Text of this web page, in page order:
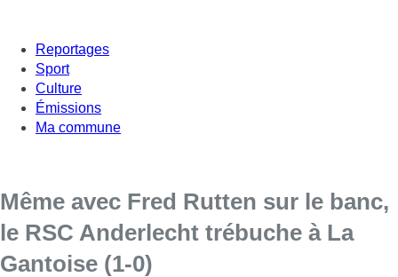
Reportages
Sport
Culture
Émissions
Ma commune
Même avec Fred Rutten sur le banc,
le RSC Anderlecht trébuche à La
Gantoise (1-0)